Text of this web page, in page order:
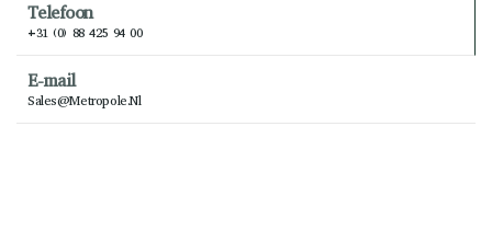
Telefoon
+31 (0) 88 425 94 00
E-mail
Sales@metropole.nl